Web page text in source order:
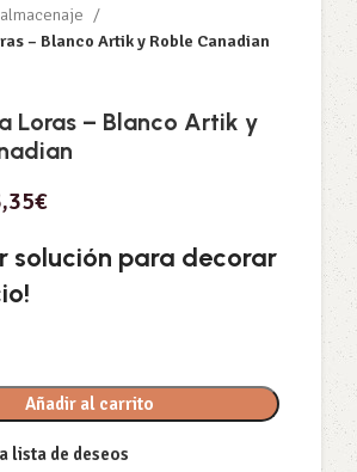
– Blanco Artik y Roble Canadian
Loras – Blanco Artik y
€
solución para decorar
Añadir al carrito
lista de deseos